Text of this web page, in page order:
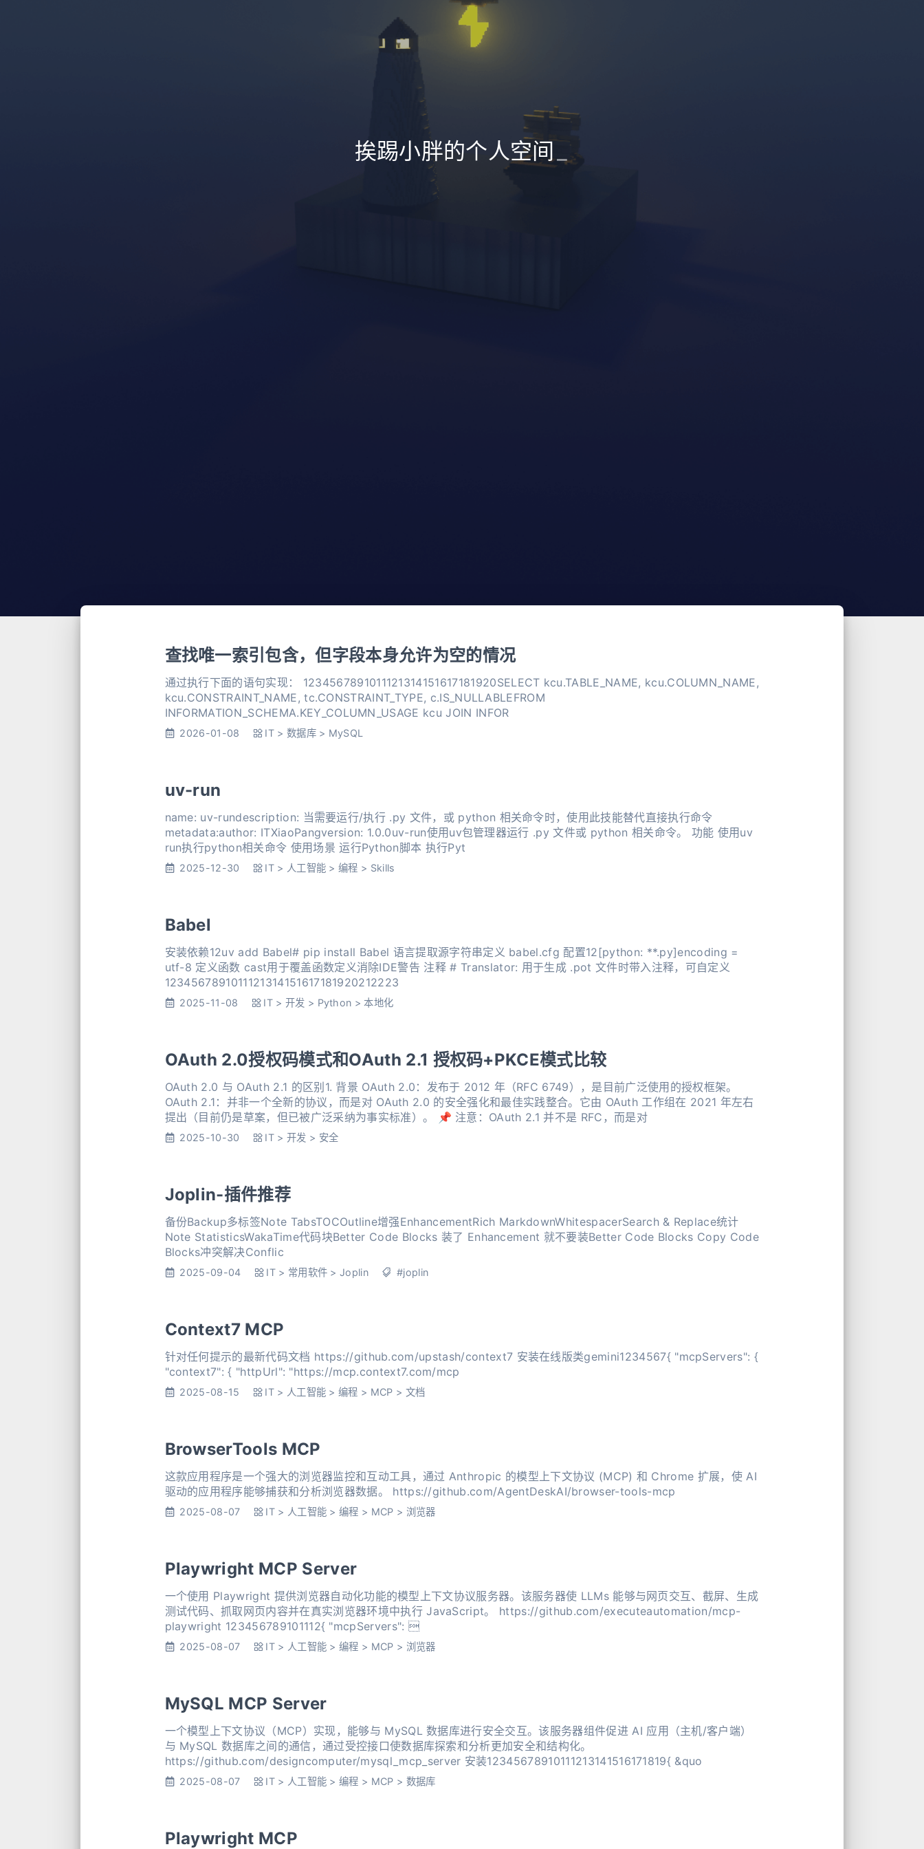
挨踢小胖的个人空间
查找唯一索引包含，但字段本身允许为空的情况
通过执行下面的语句实现： 1234567891011121314151617181920SELECT kcu.TABLE_NAME, kcu.COLUMN_NAME,
kcu.CONSTRAINT_NAME, tc.CONSTRAINT_TYPE, c.IS_NULLABLEFROM
INFORMATION_SCHEMA.KEY_COLUMN_USAGE kcu JOIN INFOR
2026-01-08 IT > 数据库 > MySQL
uv-run
name: uv-rundescription: 当需要运行/执行 .py 文件，或 python 相关命令时，使用此技能替代直接执行命令
metadata:author: ITXiaoPangversion: 1.0.0uv-run使用uv包管理器运行 .py 文件或 python 相关命令。 功能 使用uv
run执行python相关命令 使用场景 运行Python脚本 执行Pyt
2025-12-30 IT > 人工智能 > 编程 > Skills
Babel
安装依赖12uv add Babel# pip install Babel 语言提取源字符串定义 babel.cfg 配置12[python: **.py]encoding =
utf-8 定义函数 cast用于覆盖函数定义消除IDE警告 注释 # Translator: 用于生成 .pot 文件时带入注释，可自定义
1234567891011121314151617181920212223
2025-11-08 IT > 开发 > Python > 本地化
OAuth 2.0授权码模式和OAuth 2.1 授权码+PKCE模式比较
OAuth 2.0 与 OAuth 2.1 的区别1. 背景 OAuth 2.0：发布于 2012 年（RFC 6749），是目前广泛使用的授权框架。
OAuth 2.1：并非一个全新的协议，而是对 OAuth 2.0 的安全强化和最佳实践整合。它由 OAuth 工作组在 2021 年左右
提出（目前仍是草案，但已被广泛采纳为事实标准）。 📌 注意：OAuth 2.1 并不是 RFC，而是对
2025-10-30 IT > 开发 > 安全
Joplin-插件推荐
备份Backup多标签Note TabsTOCOutline增强EnhancementRich MarkdownWhitespacerSearch & Replace统计
Note StatisticsWakaTime代码块Better Code Blocks 装了 Enhancement 就不要装Better Code Blocks Copy Code
Blocks冲突解决Conflic
2025-09-04 IT > 常用软件 > Joplin #joplin
Context7 MCP
针对任何提示的最新代码文档 https://github.com/upstash/context7 安装在线版类gemini1234567{ "mcpServers": {
"context7": { "httpUrl": "https://mcp.context7.com/mcp
2025-08-15 IT > 人工智能 > 编程 > MCP > 文档
BrowserTools MCP
这款应用程序是一个强大的浏览器监控和互动工具，通过 Anthropic 的模型上下文协议 (MCP) 和 Chrome 扩展，使 AI
驱动的应用程序能够捕获和分析浏览器数据。 https://github.com/AgentDeskAI/browser-tools-mcp
2025-08-07 IT > 人工智能 > 编程 > MCP > 浏览器
Playwright MCP Server
一个使用 Playwright 提供浏览器自动化功能的模型上下文协议服务器。该服务器使 LLMs 能够与网页交互、截屏、生成
测试代码、抓取网页内容并在真实浏览器环境中执行 JavaScript。 https://github.com/executeautomation/mcp-
playwright 123456789101112{ "mcpServers": 
2025-08-07 IT > 人工智能 > 编程 > MCP > 浏览器
MySQL MCP Server
一个模型上下文协议（MCP）实现，能够与 MySQL 数据库进行安全交互。该服务器组件促进 AI 应用（主机/客户端）
与 MySQL 数据库之间的通信，通过受控接口使数据库探索和分析更加安全和结构化。
https://github.com/designcomputer/mysql_mcp_server 安装12345678910111213141516171819{ &quo
2025-08-07 IT > 人工智能 > 编程 > MCP > 数据库
Playwright MCP